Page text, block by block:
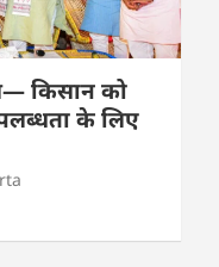
किसान को
के लिए